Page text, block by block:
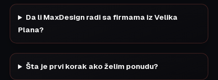
Da li MaxDesign radi sa firmama iz Velika
Plana?
Šta je prvi korak ako želim ponudu?